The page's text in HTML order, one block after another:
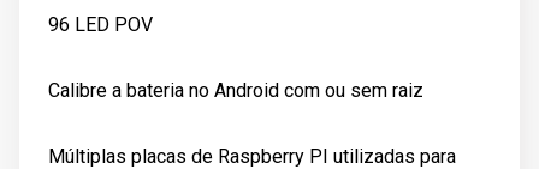
96 LED POV
Calibre a bateria no Android com ou sem raiz
Múltiplas placas de Raspberry PI utilizadas para